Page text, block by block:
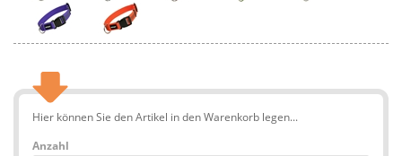
Hier können Sie den Artikel in den Warenkorb legen...
Anzahl